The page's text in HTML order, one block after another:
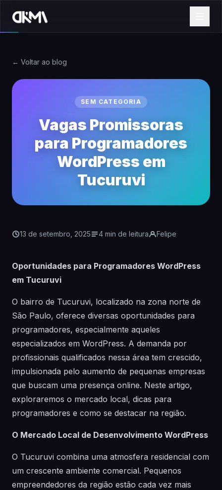
← Voltar ao blog
SEM CATEGORIA
Vagas Promissoras
para Programadores
WordPress em
Tucuruvi
13 de setembro, 2025 4 min de leitura Felipe
Oportunidades para Programadores WordPress
em Tucuruvi
O bairro de Tucuruvi, localizado na zona norte de
São Paulo, oferece diversas oportunidades para
programadores, especialmente aqueles
especializados em WordPress. A demanda por
profissionais qualificados nessa área tem crescido,
impulsionada pelo aumento de pequenas empresas
que buscam uma presença online. Neste artigo,
exploraremos o mercado local, dicas para
programadores e como se destacar na região.
O Mercado Local de Desenvolvimento WordPress
O Tucuruvi combina uma atmosfera residencial com
um crescente ambiente comercial. Pequenos
empreendedores da região estão cada vez mais